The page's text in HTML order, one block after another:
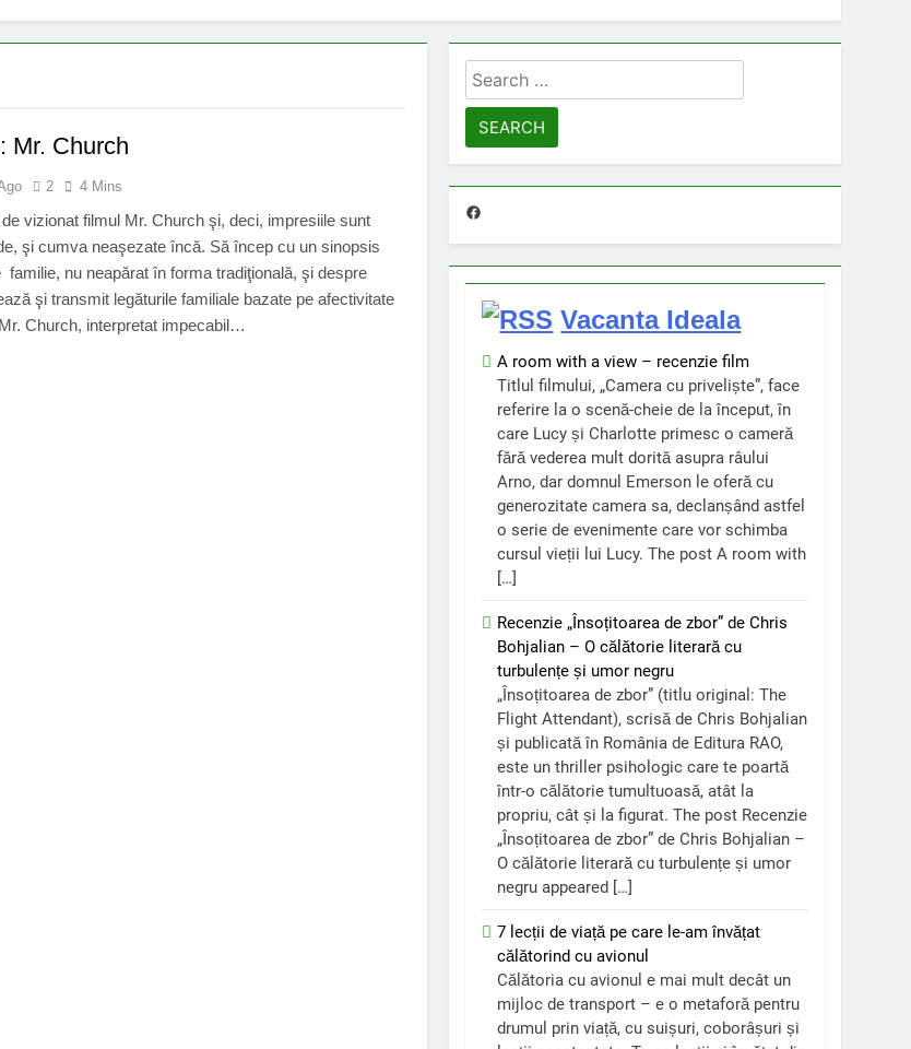
Mr. Church
2 4 Mins
vizionat filmul Mr. Church şi, deci, impresiile sunt
şi cumva neaşezate încă. Să încep cu un sinopsis
familie, nu neapărat în forma tradiţională, şi despre
şi transmit legăturile familiale bazate pe afectivitate
Church, interpretat impecabil…
Search
for:
Vacanta Ideala
A room with a view – recenzie film
Titlul filmului, „Camera cu priveliște”, face
referire la o scenă-cheie de la început, în
care Lucy și Charlotte primesc o cameră
fără vederea mult dorită asupra râului
Arno, dar domnul Emerson le oferă cu
generozitate camera sa, declanșând astfel
o serie de evenimente care vor schimba
cursul vieții lui Lucy. The post A room with
[…]
Recenzie „Însoțitoarea de zbor” de Chris
Bohjalian – O călătorie literară cu
turbulențe și umor negru
„Însoțitoarea de zbor” (titlu original: The
Flight Attendant), scrisă de Chris Bohjalian
și publicată în România de Editura RAO,
este un thriller psihologic care te poartă
într-o călătorie tumultuoasă, atât la
propriu, cât și la figurat. The post Recenzie
„Însoțitoarea de zbor” de Chris Bohjalian –
O călătorie literară cu turbulențe și umor
negru appeared […]
7 lecții de viață pe care le-am învățat
călătorind cu avionul
Călătoria cu avionul e mai mult decât un
mijloc de transport – e o metaforă pentru
drumul prin viață, cu suișuri, coborâșuri și